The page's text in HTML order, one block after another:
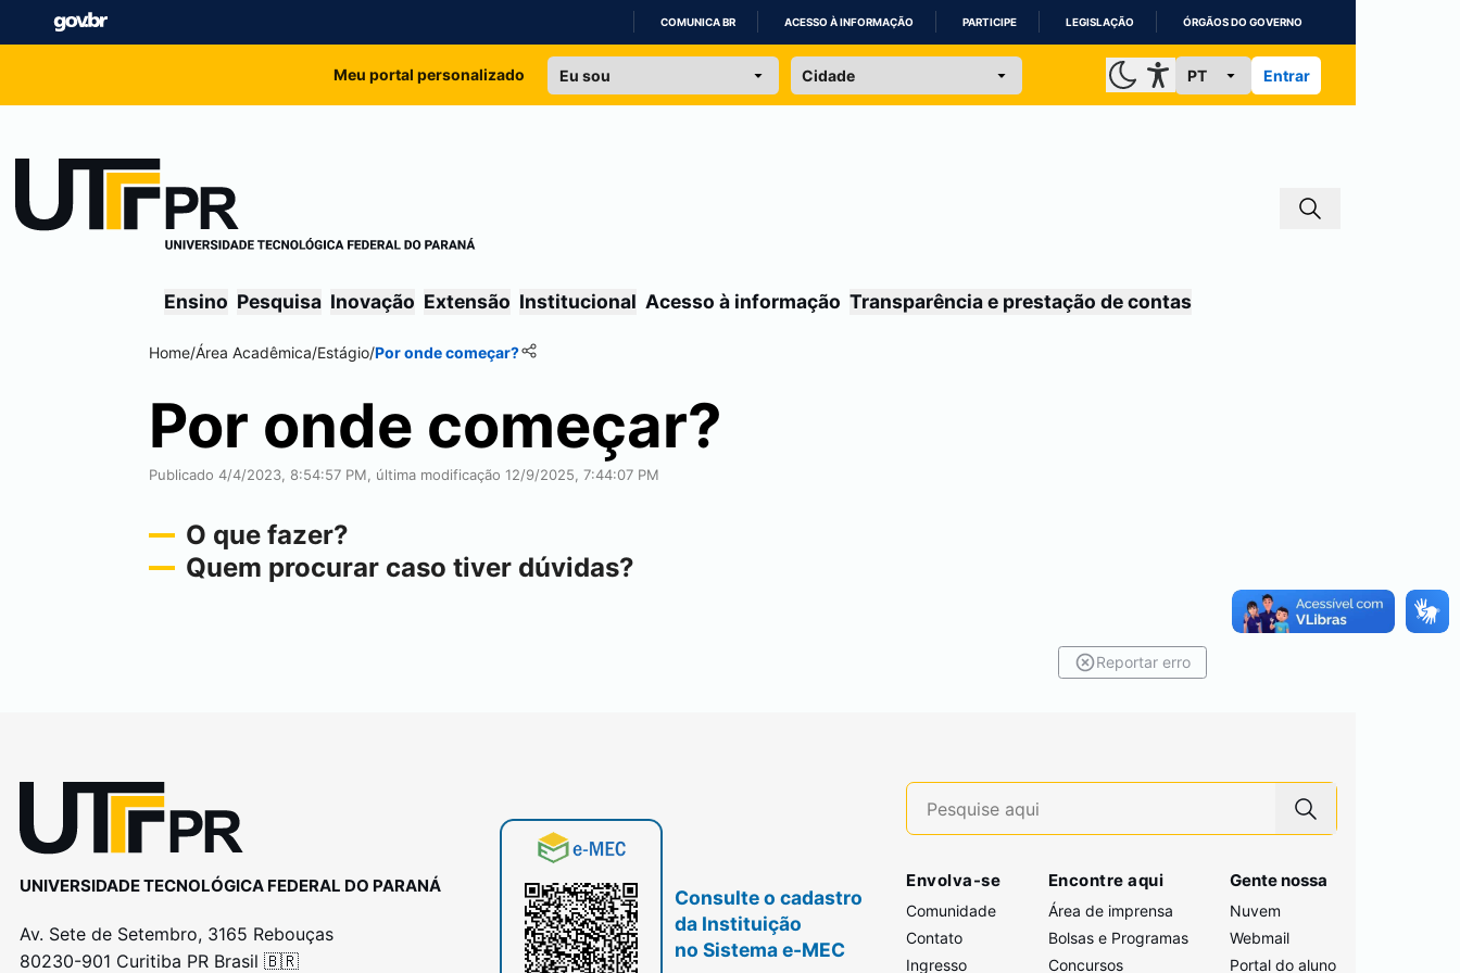
IR
COMUNICA BR ACESSO À INFORMAÇÃO PARTICIPE LEGISLAÇÃO ÓRGÃOS DO GOVERNO
Meu portal personalizado Entrar
Ensino Pesquisa Inovação Extensão Institucional Acesso à informação Transparência e prestação de contas
Home/Área Acadêmica/Estágio/Por onde começar?
Por onde começar?
Publicado 4/4/2023, 8:54:57 PM, última modificação 12/9/2025, 7:44:07 PM
O que fazer?
Quem procurar caso tiver dúvidas?
Reportar erro
UNIVERSIDADE TECNOLÓGICA FEDERAL DO PARANÁ
Av. Sete de Setembro, 3165 Rebouças
80230-901 Curitiba PR Brasil 🇧🇷
Consulte o cadastro
da Instituição
no Sistema e-MEC
Envolva-se
Comunidade
Contato
Ingresso
Encontre aqui
Área de imprensa
Bolsas e Programas
Concursos
Gente nossa
Nuvem
Webmail
Portal do aluno